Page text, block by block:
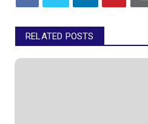
RELATED POSTS